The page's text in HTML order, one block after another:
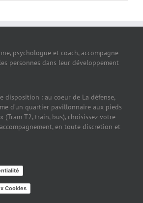
psychologue et coach, accompagne
personnes dans leur développement
disposition : au coeur de La défense,
d’un quartier pavillonnaire aux pieds
(Tram T2, train, bus), choisissez votre
en toute discretion et
Cookies